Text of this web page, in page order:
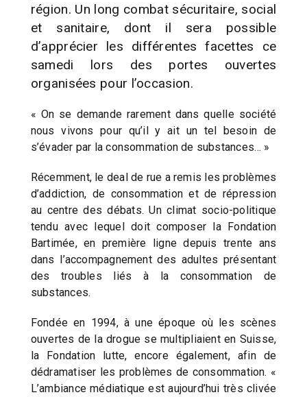
région. Un long combat sécuritaire, social
et sanitaire, dont il sera possible
d’apprécier les différentes facettes ce
samedi lors des portes ouvertes
organisées pour l’occasion.
« On se demande rarement dans quelle société
nous vivons pour qu’il y ait un tel besoin de
s’évader par la consommation de substances… »
Récemment, le deal de rue a remis les problèmes
d’addiction, de consommation et de répression
au centre des débats. Un climat socio-politique
tendu avec lequel doit composer la Fondation
Bartimée, en première ligne depuis trente ans
dans l’accompagnement des adultes présentant
des troubles liés à la consommation de
substances.
Fondée en 1994, à une époque où les scènes
ouvertes de la drogue se multipliaient en Suisse,
la Fondation lutte, encore également, afin de
dédramatiser les problèmes de consommation. «
L’ambiance médiatique est aujourd’hui très clivée